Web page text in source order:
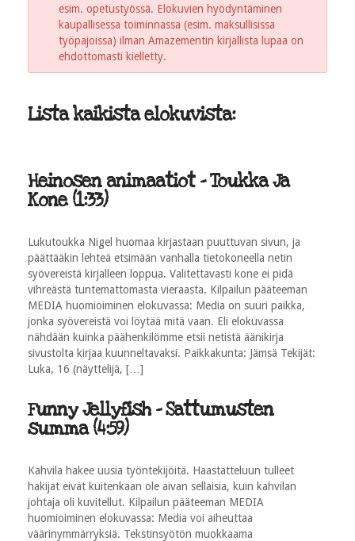
esim. opetustyössä. Elokuvien hyödyntäminen
kaupallisessa toiminnassa (esim. maksullisissa
työpajoissa) ilman Amazementin kirjallista lupaa on
ehdottomasti kielletty.
Lista kaikista elokuvista:
Heinosen animaatiot - Toukka Ja
Kone (1:33)
Lukutoukka Nigel huomaa kirjastaan puuttuvan sivun, ja
päättääkin lehteä etsimään vanhalla tietokoneella netin
syövereistä kirjalleen loppua. Valitettavasti kone ei pidä
vihreästä tuntemattomasta vieraasta. Kilpailun pääteeman
MEDIA huomioiminen elokuvassa: Media on suuri paikka,
jonka syövereistä voi löytää mitä vaan. Eli elokuvassa
nähdään kuinka päähenkilömme etsii netistä äänikirja
sivustolta kirjaa kuunneltavaksi. Paikkakunta: Jämsä Tekijät:
Luka, 16 (näyttelijä, […]
Funny Jellyfish - Sattumusten
summa (4:59)
Kahvila hakee uusia työntekijöitä. Haastatteluun tulleet
hakijat eivät kuitenkaan ole aivan sellaisia, kuin kahvilan
johtaja oli kuvitellut. Kilpailun pääteeman MEDIA
huomioiminen elokuvassa: Media voi aiheuttaa
väärinymmärryksiä. Tekstinsyötön muokkaama